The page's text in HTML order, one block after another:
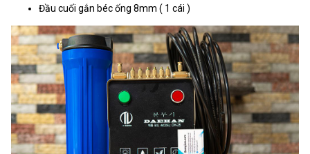
Đầu cuối gắn béc ống 8mm ( 1 cái )